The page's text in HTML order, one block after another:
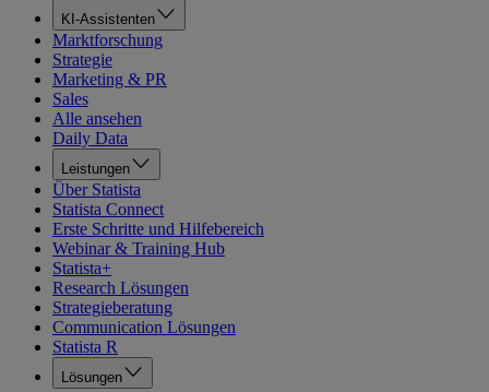
KI-Assistenten
Marktforschung
Strategie
Marketing & PR
Sales
Alle ansehen
Daily Data
Leistungen
Über Statista
Statista Connect
Erste Schritte und Hilfebereich
Webinar & Training Hub
Statista+
Research Lösungen
Strategieberatung
Communication Lösungen
Statista R
Lösungen